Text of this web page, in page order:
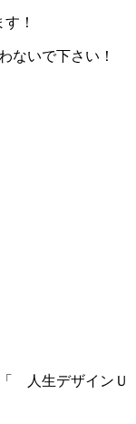
！
ないで下さい！
人生デザインＵ